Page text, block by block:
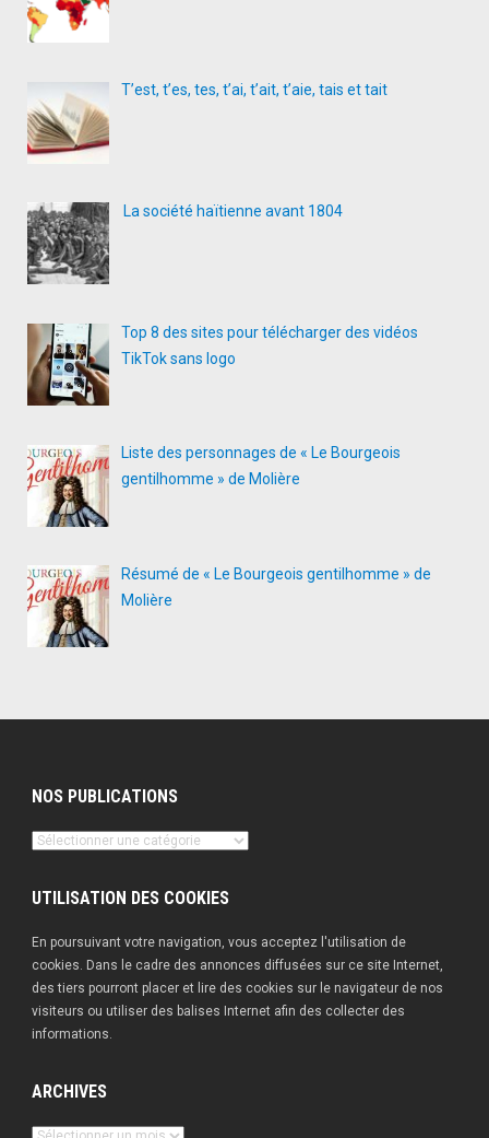
T’est, t’es, tes, t’ai, t’ait, t’aie, tais et tait
La société haïtienne avant 1804
Top 8 des sites pour télécharger des vidéos
TikTok sans logo
Liste des personnages de « Le Bourgeois
gentilhomme » de Molière
Résumé de « Le Bourgeois gentilhomme » de
Molière
NOS PUBLICATIONS
Nos
UTILISATION DES COOKIES
En poursuivant votre navigation, vous acceptez l'utilisation de
cookies. Dans le cadre des annonces diffusées sur ce site Internet,
des tiers pourront placer et lire des cookies sur le navigateur de nos
visiteurs ou utiliser des balises Internet afin des collecter des
informations.
ARCHIVES
Archives